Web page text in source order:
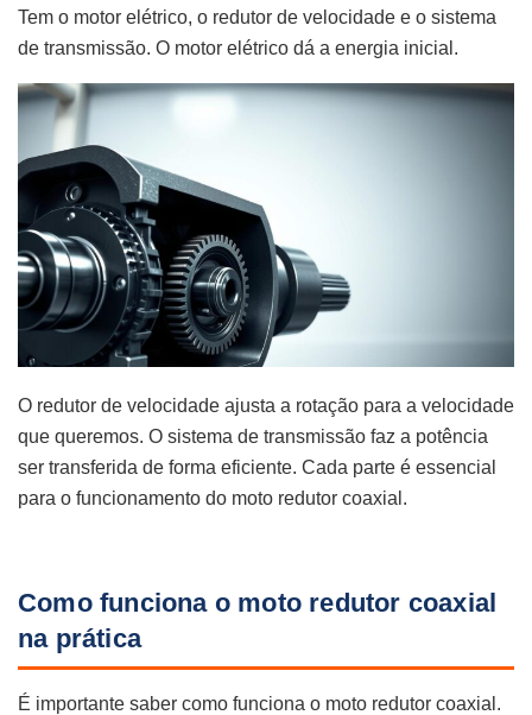
Tem o motor elétrico, o redutor de velocidade e o sistema
de transmissão. O motor elétrico dá a energia inicial.
O redutor de velocidade ajusta a rotação para a velocidade
que queremos. O sistema de transmissão faz a potência
ser transferida de forma eficiente. Cada parte é essencial
para o funcionamento do moto redutor coaxial.
Como funciona o moto redutor coaxial
na prática
É importante saber como funciona o moto redutor coaxial.